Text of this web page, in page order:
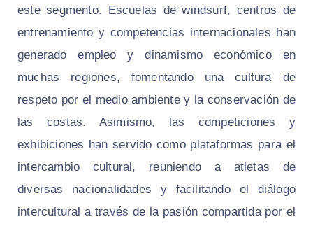
este segmento. Escuelas de windsurf, centros de
entrenamiento y competencias internacionales han
generado empleo y dinamismo económico en
muchas regiones, fomentando una cultura de
respeto por el medio ambiente y la conservación de
las costas. Asimismo, las competiciones y
exhibiciones han servido como plataformas para el
intercambio cultural, reuniendo a atletas de
diversas nacionalidades y facilitando el diálogo
intercultural a través de la pasión compartida por el